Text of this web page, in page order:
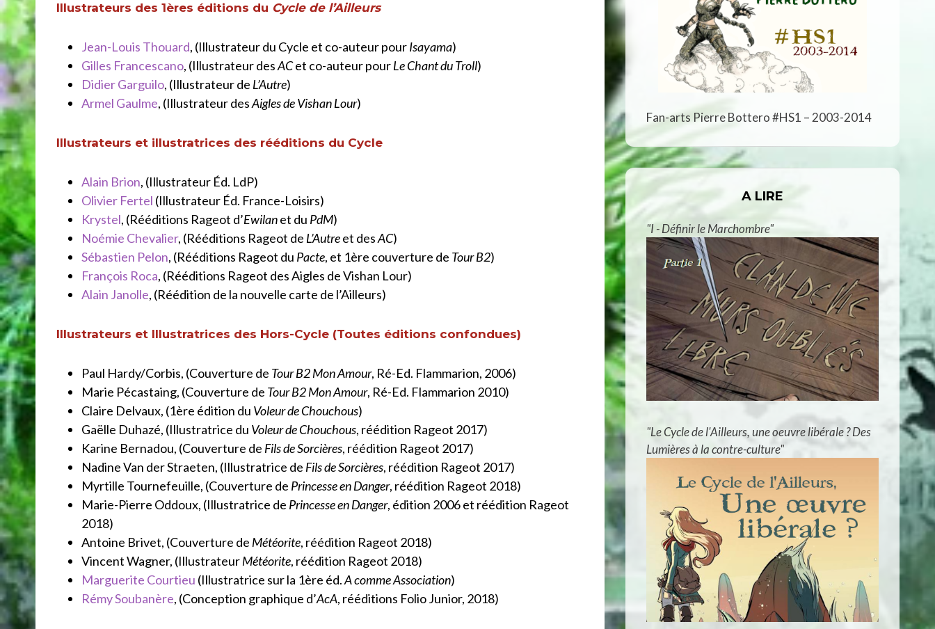
Illustrateurs des 1ères éditions du Cycle de l’Ailleurs
Jean-Louis Thouard, (Illustrateur du Cycle et co-auteur pourIsayama)
Gilles Francescano, (Illustrateur desACet co-auteur pourLe Chant du Troll)
Didier Garguilo, (Illustrateur de L’Autre)
Armel Gaulme, (Illustrateur desAigles de Vishan Lour)
Illustrateurs et illustratrices des rééditions du Cycle
Alain Brion, (Illustrateur Éd. LdP)
Olivier Fertel (Illustrateur Éd. France-Loisirs)
Krystel, (Rééditions Rageot d’Ewilanet du PdM)
Noémie Chevalier, (Rééditions Rageot de L’Autreet desAC)
Sébastien Pelon, (Rééditions Rageot du Pacte, et 1ère couverture de Tour B2)
François Roca, (Rééditions Rageot des Aigles de Vishan Lour)
Alain Janolle, (Réédition de la nouvelle carte de l’Ailleurs)
Illustrateurs et Illustratrices des Hors-Cycle (Toutes éditions confondues)
Paul Hardy/Corbis, (Couverture de Tour B2 Mon Amour, Ré-Ed. Flammarion, 2006)
Marie Pécastaing, (Couverture de Tour B2 Mon Amour, Ré-Ed. Flammarion 2010)
Claire Delvaux, (1ère édition du Voleur de Chouchous)
Gaëlle Duhazé, (Illustratrice du Voleur de Chouchous, réédition Rageot 2017)
Karine Bernadou, (Couverture de Fils de Sorcières, réédition Rageot 2017)
Nadine Van der Straeten, (Illustratrice de Fils de Sorcières, réédition Rageot 2017)
Myrtille Tournefeuille, (Couverture de Princesse en Danger, réédition Rageot 2018)
Marie-Pierre Oddoux, (Illustratrice de Princesse en Danger, édition 2006 et réédition Rageot
2018)
Antoine Brivet, (Couverture de Météorite, réédition Rageot 2018)
Vincent Wagner, (IllustrateurMétéorite, réédition Rageot 2018)
Marguerite Courtieu (Illustratrice sur la 1ère éd.A comme Association)
Rémy Soubanère, (Conception graphique d’AcA, rééditions Folio Junior, 2018)
Fan-arts Pierre Bottero #HS1 – 2003-2014
A LIRE
"I - Définir le Marchombre"
"Le Cycle de l'Ailleurs, une oeuvre libérale ? Des
Lumières à la contre-culture"